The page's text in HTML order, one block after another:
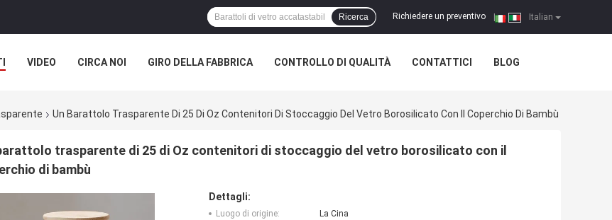
Italian
Richiedere un preventivo |
Ricerca
VIDEO CIRCA NOI GIRO DELLA FABBRICA CONTROLLO DI QUALITÀ CONTATTICI BLOG
Un Barattolo Trasparente Di 25 Di Oz Contenitori Di Stoccaggio Del Vetro Borosilicato Con Il Coperchio Di Bambù
trasparente di 25 di Oz contenitori di stoccaggio del vetro borosilicato con il
di bambù
Dettagli:
Luogo di origine:
La Cina